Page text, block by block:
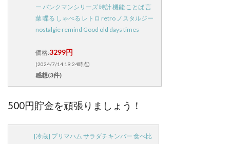
ー バンクマンシリーズ 時計 機能 ことば 言
葉 喋る しゃべる レトロ retro ノスタルジー
nostalgie remind Good old days times
価格:3299円
(2024/7/14 19:24時点)
感想(3件)
500円貯金を頑張りましょう！
[冷蔵] プリマハム サラダチキンバー 食べ比